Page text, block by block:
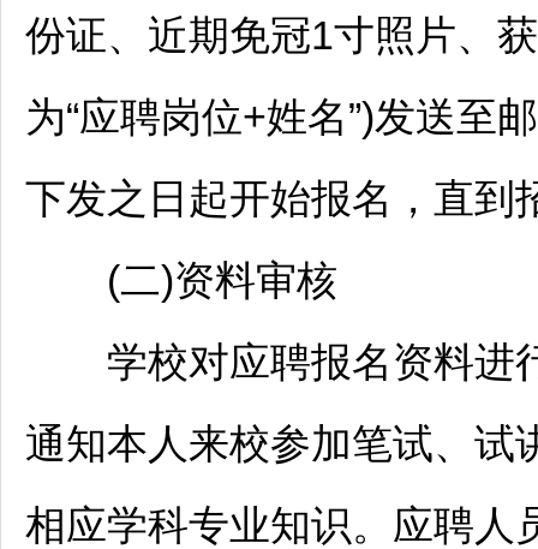
份证、近期免冠1寸照片、
为“应聘岗位+姓名”)发送至
下发之日起开始报名，直到
(二)资料审核
学校对应聘报名资料进
通知本人来校参加笔试、试
相应学科专业知识。应聘人